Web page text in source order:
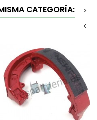
CATEGORÍA:
>
<